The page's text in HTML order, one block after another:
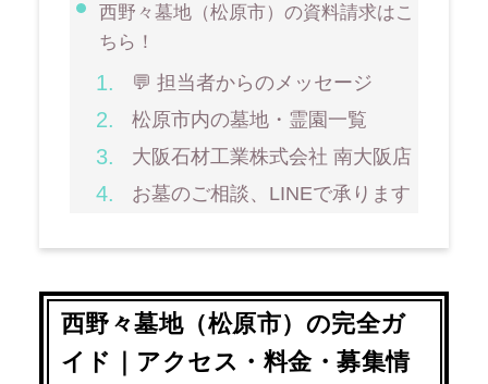
西野々墓地（松原市）の資料請求はこ
ちら！
💬 担当者からのメッセージ
松原市内の墓地・霊園一覧
大阪石材工業株式会社 南大阪店
お墓のご相談、LINEで承ります
西野々墓地（松原市）の完全ガ
イド｜アクセス・料金・募集情